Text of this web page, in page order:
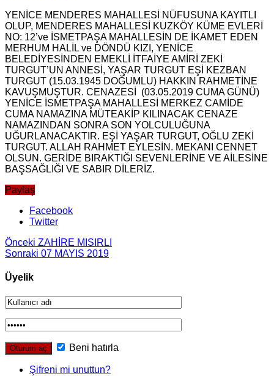
YENİCE MENDERES MAHALLESİ NÜFUSUNA KAYITLI
OLUP, MENDERES MAHALLESİ KUZKÖY KÜME EVLERİ
NO: 12’ve İSMETPAŞA MAHALLESİN DE İKAMET EDEN
MERHUM HALİL ve DÖNDÜ KIZI, YENİCE
BELEDİYESİNDEN EMEKLİ İTFAİYE AMİRİ ZEKİ
TURGUT’UN ANNESİ, YAŞAR TURGUT EŞİ KEZBAN
TURGUT (15.03.1945 DOĞUMLU) HAKKIN RAHMETİNE
KAVUŞMUŞTUR. CENAZESİ (03.05.2019 CUMA GÜNÜ)
YENİCE İSMETPAŞA MAHALLESİ MERKEZ CAMİDE
CUMA NAMAZINA MÜTEAKİP KILINACAK CENAZE
NAMAZINDAN SONRA SON YOLCULUĞUNA
UĞURLANACAKTIR. EŞİ YAŞAR TURGUT, OĞLU ZEKİ
TURGUT. ALLAH RAHMET EYLESİN. MEKANI CENNET
OLSUN. GERİDE BIRAKTIĞI SEVENLERİNE VE AİLESİNE
BAŞSAĞLIĞI VE SABIR DİLERİZ.
Paylaş
Facebook
Twitter
Önceki ZAHİRE MISIRLI
Sonraki 07 MAYIS 2019
Üyelik
Beni hatırla
Şifreni mi unuttun?